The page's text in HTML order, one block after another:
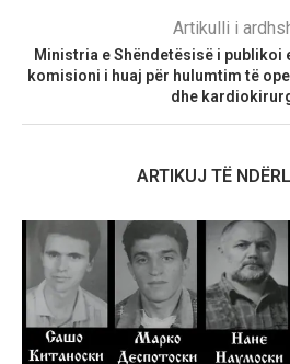
Artikulli i
Ministria e Shëndetësisë i publikoi
komisioni i huaj për hulumtim të
dhe
ARTIKUJ TË